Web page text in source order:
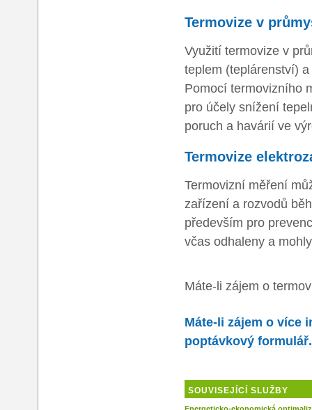
Termovize v
Využití termovize v
teplem (teplárenství)
Pomocí termovizního
pro účely snížení
poruch a havárií ve
Termovize
Termovizní měření
zařízení a rozvodů
především pro
včas odhaleny a
Máte-li zájem o
Máte-li zájem o více
poptávkový formulář.
SOUVISEJÍCÍ SLUŽBY